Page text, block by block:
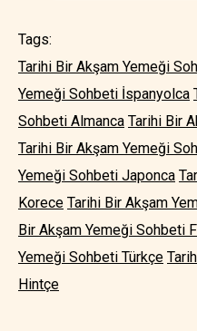
Tags:
Tarihi Bir Akşam Yemeği
Yemeği Sohbeti İspanyolca
Sohbeti Almanca Tarihi Bir
Tarihi Bir Akşam Yemeği
Yemeği Sohbeti Japonca
Korece Tarihi Bir Akşam
Bir Akşam Yemeği Sohbeti
Yemeği Sohbeti Türkçe
Hintçe